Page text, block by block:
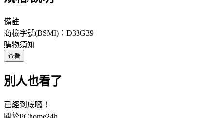
備註
商檢字號(BSMI)：D33G39
購物須知
查看
別人也看了
已經到底囉！
關於PChome24h